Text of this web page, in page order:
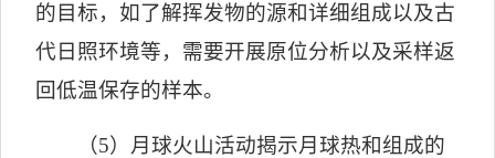
的目标，如了解挥发物的源和详细组成以及古
代日照环境等，需要开展原位分析以及采样返
回低温保存的样本。
（5）月球火山活动揭示月球热和组成的